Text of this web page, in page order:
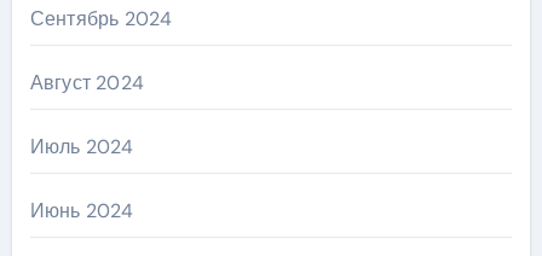
Сентябрь 2024
Август 2024
Июль 2024
Июнь 2024